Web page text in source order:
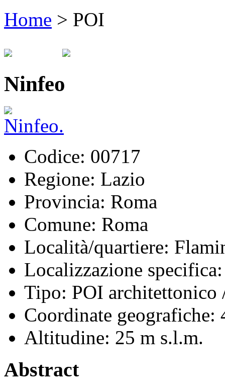
Home > POI
Ninfeo
Codice: 00717
Regione: Lazio
Provincia: Roma
Comune: Roma
Località/quartiere:
Localizzazione specifica:
Tipo: POI
Coordinate geografiche:
Altitudine: 25 m s.l.m.
Abstract